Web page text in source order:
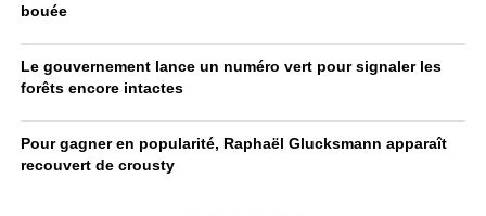
bouée
Le gouvernement lance un numéro vert pour signaler les
forêts encore intactes
Pour gagner en popularité, Raphaël Glucksmann apparaît
recouvert de crousty